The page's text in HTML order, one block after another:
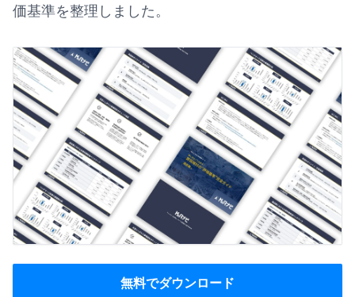
価基準を整理しました。
無料でダウンロード